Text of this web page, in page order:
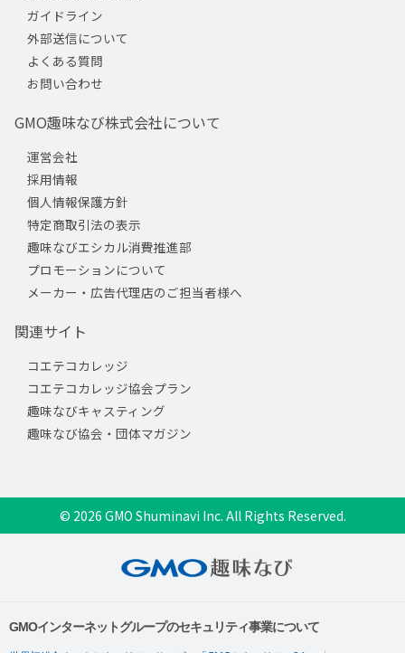
ガイドライン
外部送信について
よくある質問
お問い合わせ
GMO趣味なび株式会社について
運営会社
採用情報
個人情報保護方針
特定商取引法の表示
趣味なびエシカル消費推進部
プロモーションについて
メーカー・広告代理店のご担当者様へ
関連サイト
コエテコカレッジ
コエテコカレッジ協会プラン
趣味なびキャスティング
趣味なび協会・団体マガジン
© 2026 GMO Shuminavi Inc. All Rights Reserved.